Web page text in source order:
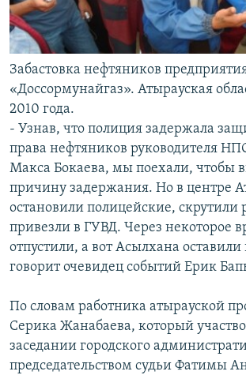
Забастовка нефтяников
«Доссормунайгаз». Атырауская
2010 года.
- Узнав, что полиция задержала
права нефтяников руководителя
Макса Бокаева, мы поехали, чтобы
причину задержания. Но в центре
остановили полицейские, скрутили
привезли в ГУВД. Через некоторое
отпустили, а вот Асылхана
говорит очевидец событий Ерик
По словам работника атырауской
Серика Жанабаева, который
заседании городского
председательством судьи Фатимы